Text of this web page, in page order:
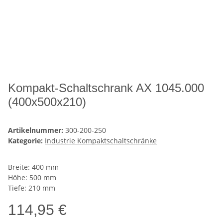
Kompakt-Schaltschrank AX 1045.000
(400x500x210)
Artikelnummer: 300-200-250
Kategorie: Industrie Kompaktschaltschränke
Breite: 400 mm
Höhe: 500 mm
Tiefe: 210 mm
114,95 €